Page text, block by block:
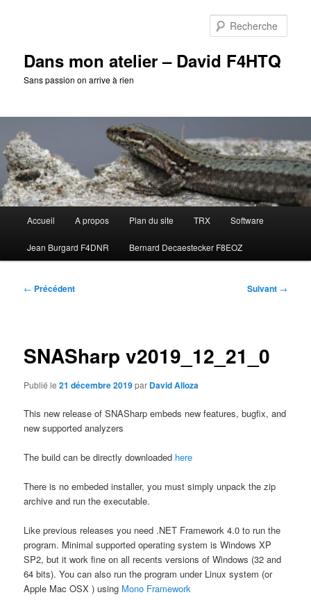
Dans mon atelier – David F4HTQ
Sans passion on arrive à rien
principal
Accueil A propos Plan du site TRX Software
Jean Burgard F4DNR Bernard Decaestecker F8EOZ
Navigation
← Précédent Suivant →
SNASharp v2019_12_21_0
Publié le21 décembre 2019par David Alloza
This new release of SNASharp embeds new features, bugfix, and
new supported analyzers
The build can be directly downloaded here
There is no embeded installer, you must simply unpack the zip
archive and run the executable.
Like previous releases you need .NET Framework 4.0 to run the
program. Minimal supported operating system is Windows XP
SP2, but it work fine on all recents versions of Windows (32 and
64 bits). You can also run the program under Linux system (or
Apple Mac OSX ) using Mono Framework